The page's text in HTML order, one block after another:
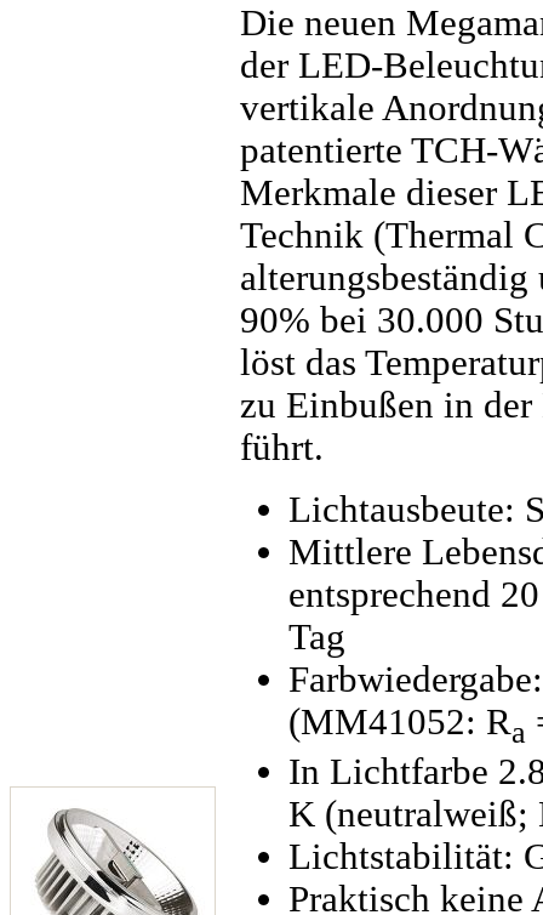
Die neuen
der LED-
vertikale
patentierte TCH-
Merkmale dieser
Technik (Thermal
90% bei 30.000
löst das
zu Einbußen in
führt.
Lichtausbeute:
Mittlere
entsprechend
Tag
(MM41052: Ra
In Lichtfarbe
K
Lichtstabilität:
Praktisch keine